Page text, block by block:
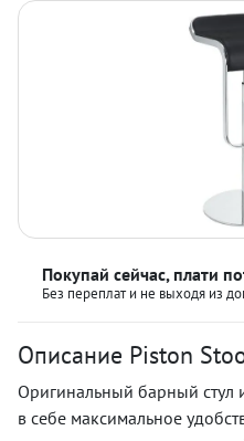
Покупай сейчас, плати
Без переплат и не выходя из
Описание Piston
Оригинальный барный стул
в себе максимальное